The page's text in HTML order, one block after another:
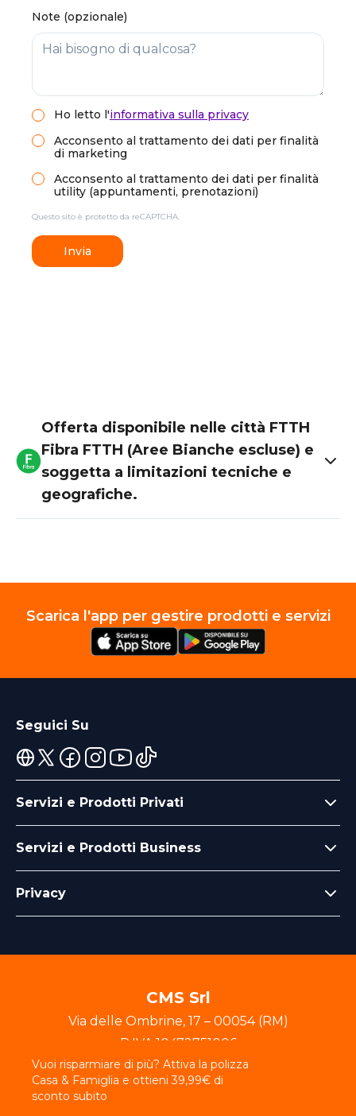
Note (opzionale)
Ho letto l'informativa sulla privacy
Acconsento al trattamento dei dati per finalità
di marketing
Acconsento al trattamento dei dati per finalità
utility (appuntamenti, prenotazioni)
Questo sito è protetto da reCAPTCHA.
Invia
Vuoi risparmiare di più? Attiva la polizza
Casa & Famiglia e ottieni 39,99€ di
sconto subito
Offerta disponibile nelle città FTTH
Fibra FTTH (Aree Bianche escluse) e
soggetta a limitazioni tecniche e
geografiche.
Scarica l'app per gestire prodotti e servizi
Seguici Su
Servizi e Prodotti Privati
Servizi e Prodotti Business
Privacy
CMS Srl
Via delle Ombrine, 17 – 00054(RM)
P.IVA 10472751006
© 2025 - Crafted by EasyDigitalGroup srl